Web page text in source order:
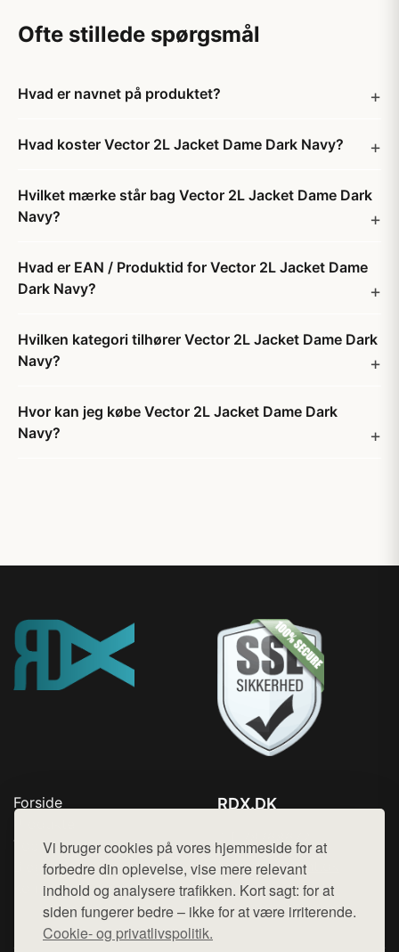
Vi bruger cookies på vores hjemmeside for at
forbedre din oplevelse, vise mere relevant
indhold og analysere trafikken. Kort sagt: for at
siden fungerer bedre – ikke for at være irriterende.
Cookie- og privatlivspolitik.
Ofte stillede spørgsmål
Hvad er navnet på produktet?
Hvad koster Vector 2L Jacket Dame Dark Navy?
Hvilket mærke står bag Vector 2L Jacket Dame Dark
Navy?
Hvad er EAN / Produktid for Vector 2L Jacket Dame
Dark Navy?
Hvilken kategori tilhører Vector 2L Jacket Dame Dark
Navy?
Hvor kan jeg købe Vector 2L Jacket Dame Dark
Navy?
Forside
Top Rabatter
Blog
Kontakt
RDX.DK
Mail: hej@want.dk
Cookie- og privatlivspolitik